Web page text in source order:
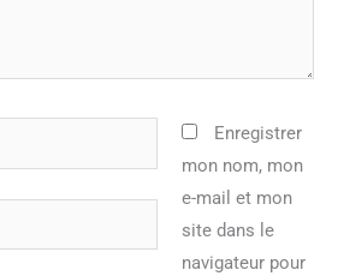
Enregistrer
mon nom, mon
e-mail et mon
site dans le
navigateur pour